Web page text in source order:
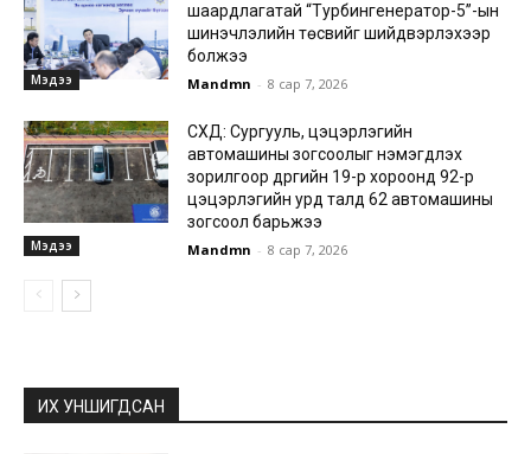
Мэдээ
шаардлагатай “Турбингенератор-5”-ын
шинэчлэлийн төсвийг шийдвэрлэхээр
болжээ
Mandmn - 8 сар 7, 2026
Мэдээ
СХД: Сургууль, цэцэрлэгийн
автомашины зогсоолыг нэмэгдүүлэх
зорилгоор дүүргийн 19-р хороонд 92-р
цэцэрлэгийн урд талд 62 автомашины
зогсоол барьжээ
Mandmn - 8 сар 7, 2026
ИХ УНШИГДСАН